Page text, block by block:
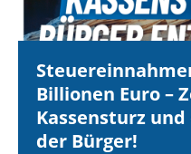
Billionen Euro –
Kassensturz
der Bürger!